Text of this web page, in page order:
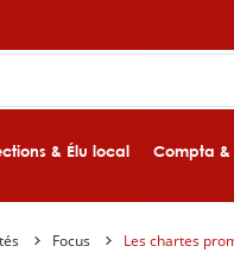
& Élu local Compta &
Focus Les chartes